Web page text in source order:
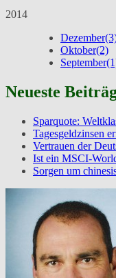
2014
Dezember
Oktober(2)
September
Neueste
Sparquote:
Tagesgeldzinsen
Vertrauen der
Ist ein MSCI-
Sorgen um